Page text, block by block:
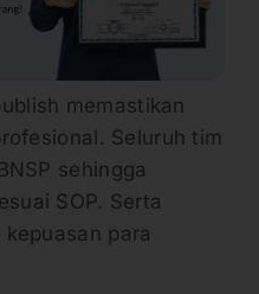
memastikan
Seluruh tim
sehingga
SOP. Serta
para